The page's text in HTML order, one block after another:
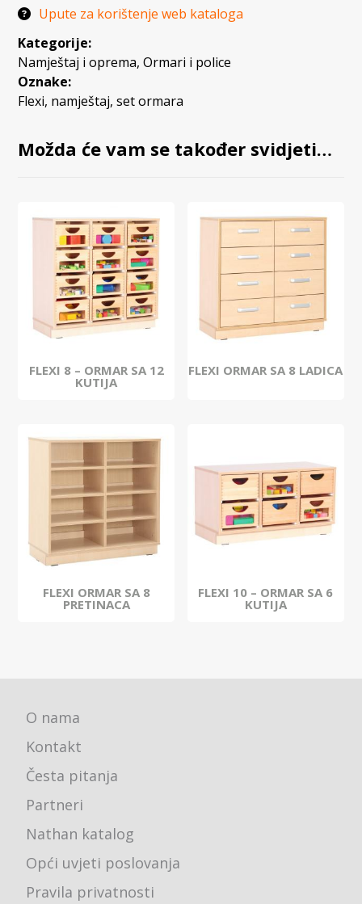
Upute za korištenje web kataloga
Kategorije:
Namještaj i oprema,Ormari i police
Oznake:
Flexi, namještaj,set ormara
Možda će vam se također svidjeti…
FLEXI 8 – ORMAR SA 12
KUTIJA
FLEXI ORMAR SA 8 LADICA
FLEXI ORMAR SA 8
PRETINACA
FLEXI 10 – ORMAR SA 6
KUTIJA
O nama
Kontakt
Česta pitanja
Partneri
Nathan katalog
Opći uvjeti poslovanja
Pravila privatnosti